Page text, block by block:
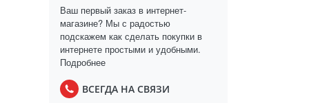
Ваш первый заказ в интернет-
магазине? Мы с радостью
подскажем как сделать покупки в
интернете простыми и удобными.
Подробнее
ВСЕГДА НА СВЯЗИ